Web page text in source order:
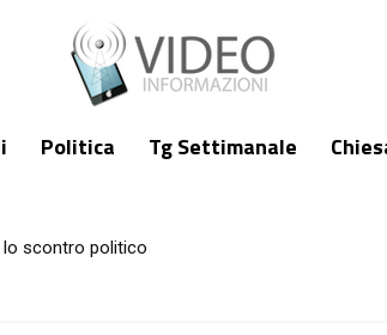
Politica Tg Settimanale
lo scontro politico
a Napoli e in Campania. I consigli degli esperti